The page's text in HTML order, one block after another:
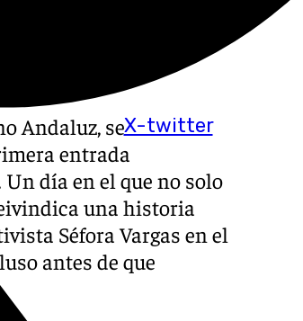
X-twitter
Andaluz, se
entrada
día en el que no solo
una historia
Séfora Vargas en el
antes de que